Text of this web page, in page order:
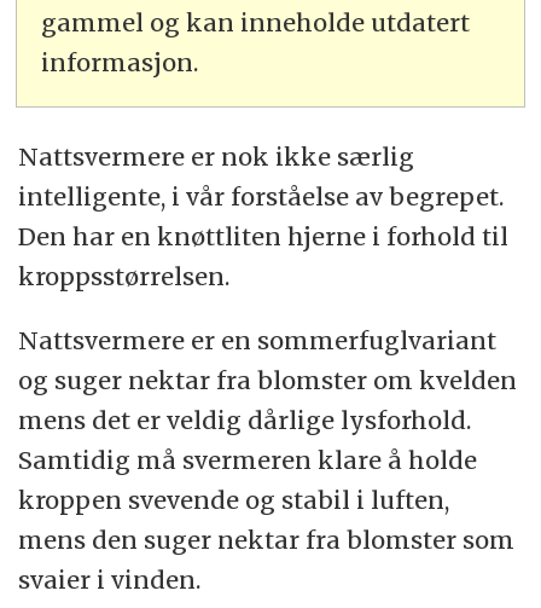
gammel og kan inneholde utdatert
informasjon.
Nattsvermere er nok ikke særlig
intelligente, i vår forståelse av begrepet.
Den har en knøttliten hjerne i forhold til
kroppsstørrelsen.
Nattsvermere er en sommerfuglvariant
og suger nektar fra blomster om kvelden
mens det er veldig dårlige lysforhold.
Samtidig må svermeren klare å holde
kroppen svevende og stabil i luften,
mens den suger nektar fra blomster som
svaier i vinden.